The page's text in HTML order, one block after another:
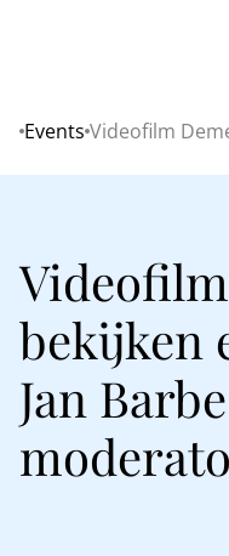
Home
Events Videofilm
bekijken
Jan